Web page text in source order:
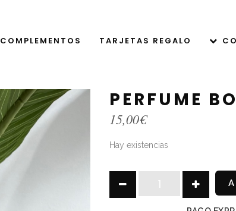
COMPLEMENTOS TARJETAS REGALO
PERFUME
15,00€
Hay existencias